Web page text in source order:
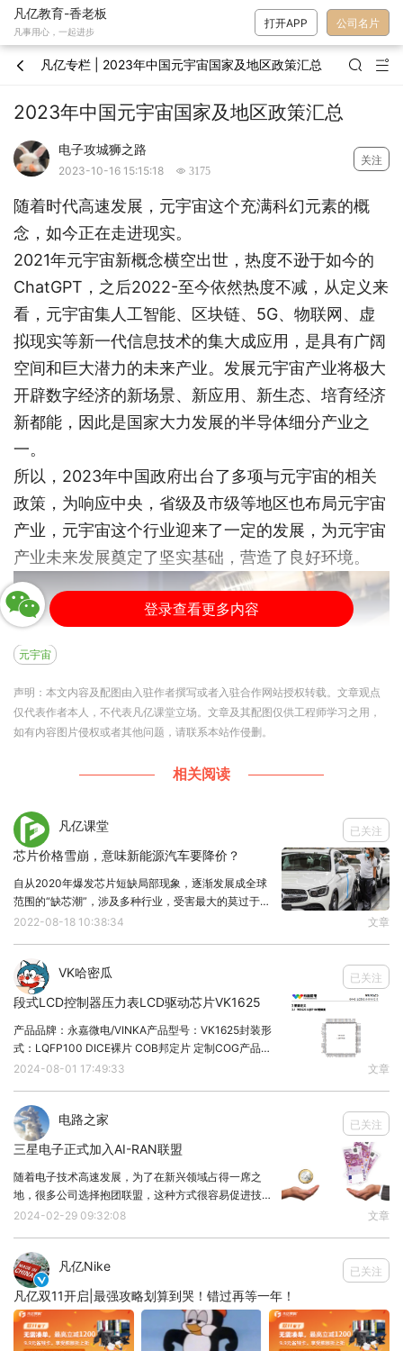
凡亿教育-香老板
凡事用心，一起进步
打开APP 公司名片
 凡亿专栏 | 2023年中国元宇宙国家及地区政策汇总  
2023年中国元宇宙国家及地区政策汇总
电子攻城狮之路
2023-10-16 15:15:18  3175
关注
随着时代高速发展，元宇宙这个充满科幻元素的概
念，如今正在走进现实。
2021年元宇宙新概念横空出世，热度不逊于如今的
ChatGPT，之后2022-至今依然热度不减，从定义来
看，元宇宙集人工智能、区块链、5G、物联网、虚
拟现实等新一代信息技术的集大成应用，是具有广阔
空间和巨大潜力的未来产业。发展元宇宙产业将极大
开辟数字经济的新场景、新应用、新生态、培育经济
新都能，因此是国家大力发展的半导体细分产业之
一。
所以，2023年中国政府出台了多项与元宇宙的相关
政策，为响应中央，省级及市级等地区也布局元宇宙
产业，元宇宙这个行业迎来了一定的发展，为元宇宙
产业未来发展奠定了坚实基础，营造了良好环境。
首先，需要知道的是，9月前，国家层次尚未有明确
的元宇宙支持政策，只是在多项关键文件中提及元宇
宙等词语。
但在
印发《元宇宙产业创新发展三年行动计划（2023-
2025年）》政策，提出：到2025年推动元宇宙产业
取得突破并成为数字经济重要增长极，产业规模壮
大、布局合理、技术体系完善，产业技术基础支撑能
力进一步夯实，综合实力达到世界先进水平。培育3
—5家有全球影响力的生态型企业和一批专精特新中
小企业，打造3—5个产业发展集聚区，实现关键核
心技术的重大突破，并在突破元宇宙发展的关键技术
方面：
1）数据流通技术。持续攻关区块链、隐私计算等技
术，探索数据资产的价值发现、确权保护、授权流
通，推进以区块链为核心的数据治理和数据资产跨平
台流通技术体系，实现数据流通到价值流通的转变，
构建元宇宙信任基础设施。
登录查看更多内容
元宇宙
声明：本文内容及配图由入驻作者撰写或者入驻合作网站授权转载。文章观点
仅代表作者本人，不代表凡亿课堂立场。文章及其配图仅供工程师学习之用，
如有内容图片侵权或者其他问题，请联系本站作侵删。
相关阅读
凡亿课堂 已关注
芯片价格雪崩，意味新能源汽车要降价？
自从2020年爆发芯片短缺局部现象，逐渐发展成全球
范围的“缺芯潮”，涉及多种行业，受害最大的莫过于新
能源汽车和燃油汽车，尤其是前者，多家新能源汽车厂
2022-08-18 10:38:34 文章
VK哈密瓜 已关注
段式LCD控制器压力表LCD驱动芯片VK1625
产品品牌：永嘉微电/VINKA产品型号：VK1625封装形
式：LQFP100 DICE裸片 COB邦定片 定制COG产品年
份：新年份 产品简介：VK1625是一个点阵式存储映射
LCD
2024-08-01 17:49:33 文章
电路之家 已关注
三星电子正式加入AI-RAN联盟
随着电子技术高速发展，为了在新兴领域占得一席之
地，很多公司选择抱团联盟，这种方式很容易促进技术
发展，科技迭代速度加快，而参与的公司都能分到一杯
AI-RAN联盟，并与英伟达、ARM、软银、爱立信
2024-02-29 09:32:08 文章

凡亿Nike 已关注
凡亿双11开启|最强攻略划算到哭！错过再等一年！